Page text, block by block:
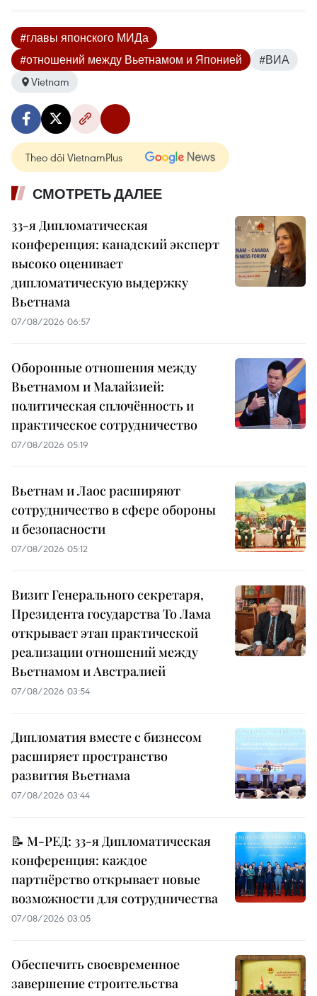
#главы японского МИДа
#отношений между Вьетнамом и Японией
#ВИА
Vietnam
Theo dõi VietnamPlus
СМОТРЕТЬ ДАЛЕЕ
33-я Дипломатическая
конференция: канадский эксперт
высоко оценивает
дипломатическую выдержку
Вьетнама
07/08/2026 06:57
Оборонные отношения между
Вьетнамом и Малайзией:
политическая сплочённость и
практическое сотрудничество
07/08/2026 05:19
Вьетнам и Лаос расширяют
сотрудничество в сфере обороны
и безопасности
07/08/2026 05:12
Визит Генерального секретаря,
Президента государства То Лама
открывает этап практической
реализации отношений между
Вьетнамом и Австралией
07/08/2026 03:54
Дипломатия вместе с бизнесом
расширяет пространство
развития Вьетнама
07/08/2026 03:44
📝 М-РЕД: 33-я Дипломатическая
конференция: каждое
партнёрство открывает новые
возможности для сотрудничества
07/08/2026 03:05
Обеспечить своевременное
завершение строительства